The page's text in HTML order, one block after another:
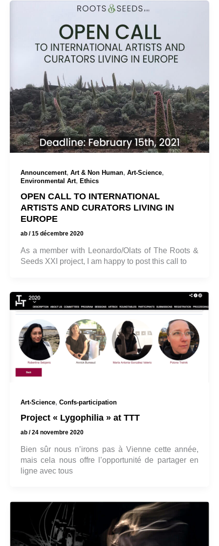
Announcement, Art & Non Human, Art-Science,
Environmental Art, Ethics
OPEN CALL TO INTERNATIONAL
ARTISTS AND CURATORS LIVING IN
EUROPE
ab /15 décembre 2020
As a member with Leonardo/Olats of The Roots &
Seeds XXI project, I am happy to post this call to
Art-Science, Confs-participation
Project « Lygophilia » at TTT
ab /24 novembre 2020
Bien sûr nous n’irons pas à Vienne cette année,
mais cela nous offre l’opportunité de partager en
ligne avec tous